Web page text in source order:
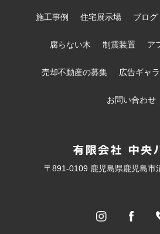
施工事例 住宅展示場 ブログ
腐らない木 制震装置 ア
売却不動産の募集 広告ギャ
お問い合わせ
〒891-0109 鹿児島県鹿児島市